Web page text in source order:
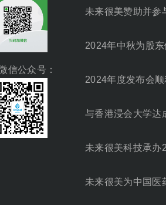
信公众号：
未来很美赞助并参
2024年中秋为股
2024年度发布会
与香港浸会大学达
未来很美科技承办
未来很美为中国医